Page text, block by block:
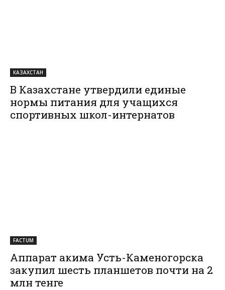
КАЗАХСТАН
В Казахстане утвердили единые
нормы питания для учащихся
спортивных школ-интернатов
FACTUM
Аппарат акима Усть-Каменогорска
закупил шесть планшетов почти на 2
млн тенге